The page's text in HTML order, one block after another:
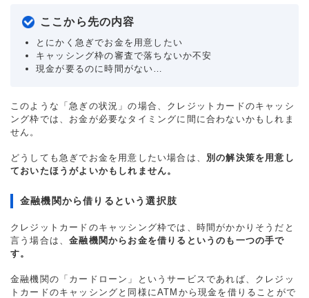
ここから先の内容
とにかく急ぎでお金を用意したい
キャッシング枠の審査で落ちないか不安
現金が要るのに時間がない…
このような「急ぎの状況」の場合、クレジットカードのキャッシ
ング枠では、お金が必要なタイミングに間に合わないかもしれま
せん。
どうしても急ぎでお金を用意したい場合は、 別の解決策を用意し
ておいたほうがよいかもしれません。
金融機関から借りるという選択肢
クレジットカードのキャッシング枠では、時間がかかりそうだと
言う場合は、金融機関からお金を借りるというのも一つの手で
す。
金融機関の「カードローン」というサービスであれば、クレジッ
トカードのキャッシングと同様にATMから現金を借りることがで